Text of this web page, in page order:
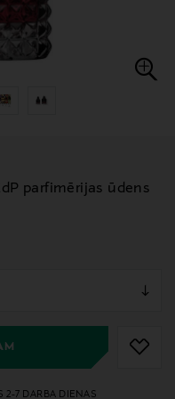
parfimērijas ūdens
2-7 DARBA DIENAS